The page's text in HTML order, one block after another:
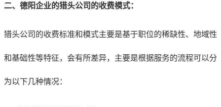
二、德阳企业的猎头公司的收费模式：
猎头公司的收费标准和模式主要是基于职位的稀缺性、地域性
和基础性等特征，会有所差异，主要是根据服务的流程可以分
为以下几种情况：